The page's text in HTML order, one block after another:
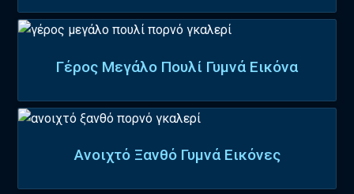
Γέρος Μεγάλο Πουλί Γυμνά Εικόνα
Ανοιχτό Ξανθό Γυμνά Εικόνες